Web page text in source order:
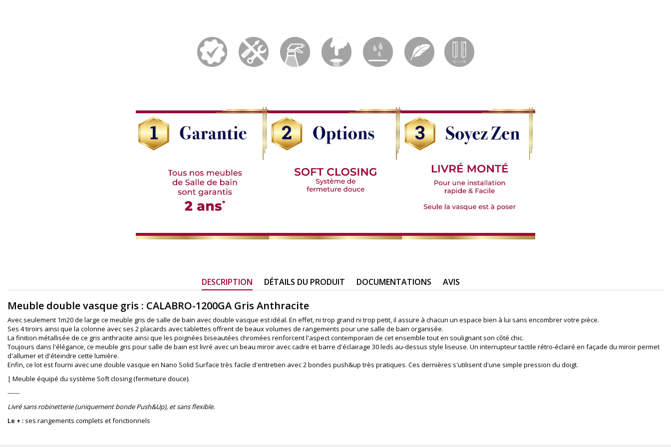
DESCRIPTION DÉTAILS DU PRODUIT DOCUMENTATIONS AVIS
Meuble double vasque gris : CALABRO-1200GA Gris Anthracite
Avec seulement 1m20 de large ce meuble gris de salle de bain avec double vasque est idéal. En effet, ni trop grand ni trop petit, il assure à chacun un espace bien à lui sans encombrer votre pièce.
Ses 4 tiroirs ainsi que la colonne avec ses 2 placards avec tablettes offrent de beaux volumes de rangements pour une salle de bain organisée.
La finition métallisée de ce gris anthracite ainsi que les poignées biseautées chromées renforcent l'aspect contemporain de cet ensemble tout en soulignant son côté chic.
Toujours dans l'élégance, ce meuble gris pour salle de bain est livré avec un beau miroir avec cadre et barre d'éclairage 30 leds au-dessus style liseuse. Un interrupteur tactile rétro-éclairé en façade du miroir permet
d'allumer et d'éteindre cette lumière.
Enfin, ce lot est fourni avec une double vasque en Nano Solid Surface très facile d'entretien avec 2 bondes push&up très pratiques. Ces dernières s'utilisent d'une simple pression du doigt.
| Meuble équipé du système Soft closing (fermeture douce).
------
Livré sans robinetterie(uniquement bonde Push&Up), et sans flexible.
Le + : ses rangements complets et fonctionnels